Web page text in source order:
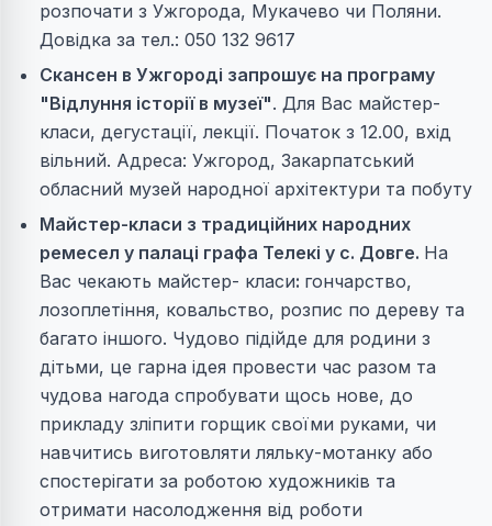
розпочати з Ужгорода, Мукачево чи Поляни.
Довідка за тел.: 050 132 9617
Скансен в Ужгороді запрошує на програму
"Відлуння історії в музеї". Для Вас майстер-
класи, дегустації, лекції. Початок з 12.00, вхід
вільний. Адреса: Ужгород, Закарпатський
обласний музей народної архітектури та побуту
Майстер-класи з традиційних народних
ремесел у палаці графа Телекі у с. Довге. На
Вас чекають майстер- класи: гончарство,
лозоплетіння, ковальство, розпис по дереву та
багато іншого. Чудово підійде для родини з
дітьми, це гарна ідея провести час разом та
чудова нагода спробувати щось нове, до
прикладу зліпити горщик своїми руками, чи
навчитись виготовляти ляльку-мотанку або
спостерігати за роботою художників та
отримати насолодження від роботи